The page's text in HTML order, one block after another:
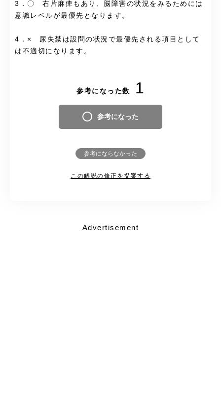
3．〇 右片麻痺もあり、脳障害の状況をみるためには
意識レベルが最優先となります。
4．× 尿失禁は設問の状況で最優先される項目として
は不適切になります。
参考になった数 1
参考になった
参考にならなかった
この解説の修正を提案する
Advertisement